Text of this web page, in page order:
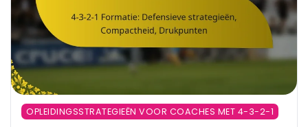
OPLEIDINGSSTRATEGIEËN VOOR COACHES MET 4-3-2-1